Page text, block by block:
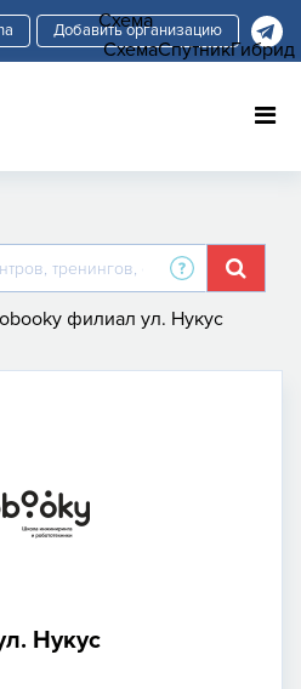
Добавить организацию
филиал ул. Нукус
Нукус
Схема
СхемаСпутникГибрид